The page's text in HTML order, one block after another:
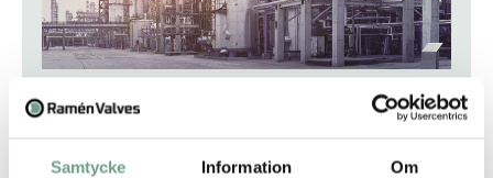
Samtycke Information Om